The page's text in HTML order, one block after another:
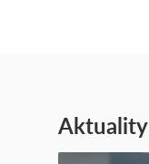
Aktuality